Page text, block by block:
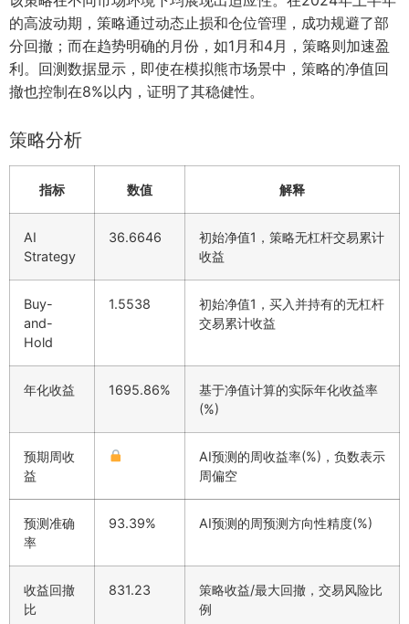
的高波动期，策略通过动态止损和仓位管理，成功规避了部
分回撤；而在趋势明确的月份，如1月和4月，策略则加速盈
利。回测数据显示，即使在模拟熊市场景中，策略的净值回
撤也控制在8%以内，证明了其稳健性。
策略分析
指标 数值 解释
AI
Strategy
36.6646
初始净值1，策略无杠杆交易累计
收益
Buy-
and-
Hold
1.5538
初始净值1，买入并持有的无杠杆
交易累计收益
年化收益 1695.86%
基于净值计算的实际年化收益率
(%)
预期周收
益
AI预测的周收益率(%)，负数表示
周偏空
预测准确
率
93.39% AI预测的周预测方向性精度(%)
收益回撤
比
831.23
策略收益/最大回撤，交易风险比
例